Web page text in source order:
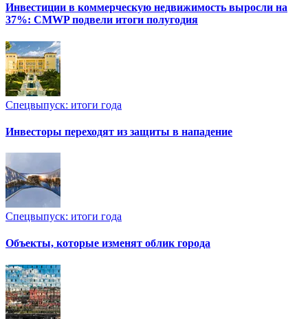
Инвестиции в коммерческую недвижимость выросли на
37%: CMWP подвели итоги полугодия
Спецвыпуск: итоги года
Инвесторы переходят из защиты в нападение
Спецвыпуск: итоги года
Объекты, которые изменят облик города